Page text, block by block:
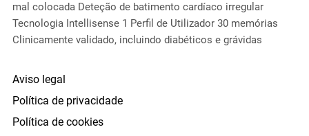
mal colocada Deteção de batimento cardíaco irregular
Tecnologia Intellisense 1 Perfil de Utilizador 30 memórias
Clinicamente validado, incluindo diabéticos e grávidas
Aviso legal
Política de privacidade
Política de cookies